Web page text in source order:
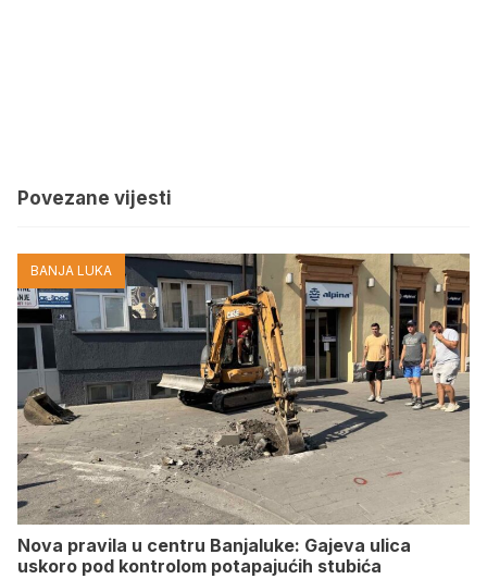
Povezane vijesti
BANJA LUKA
Nova pravila u centru Banjaluke: Gajeva ulica
uskoro pod kontrolom potapajućih stubića